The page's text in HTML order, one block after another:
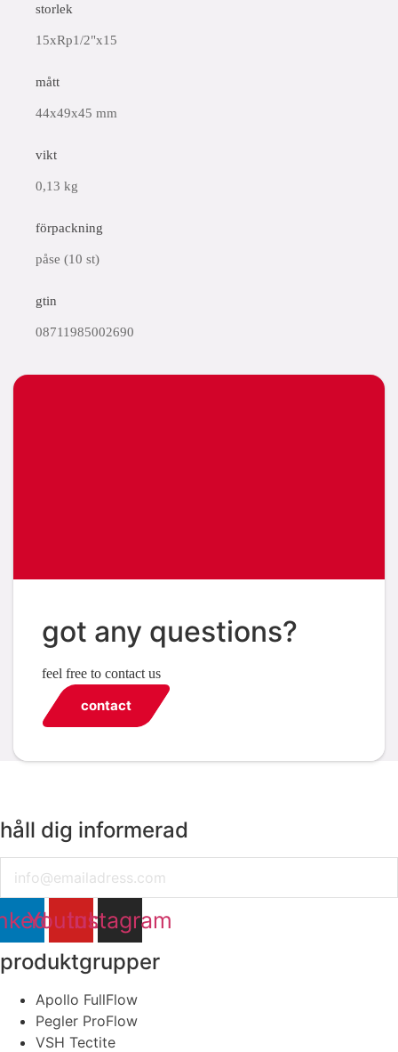
storlek
15xRp1/2"x15
mått
44x49x45 mm
vikt
0,13 kg
förpackning
påse (10 st)
gtin
08711985002690
got any questions?
feel free to contact us
contact
håll dig informerad
Youtube
Instagram
produktgrupper
Apollo FullFlow
Pegler ProFlow
VSH Tectite